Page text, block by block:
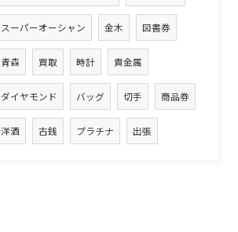
スーパーオーシャン 金木 図書券
青森 買取 時計 貴金属
ダイヤモンド バッグ 切手 商品券
洋酒 古銭 プラチナ 出張